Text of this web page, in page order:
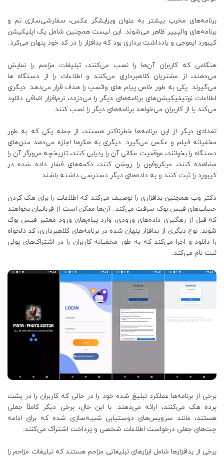
برنامه‌های مخرب بیشتر به عنوان ویرایشگر عکس، سفارشی‌سازی تم و
برنامه‌های والپیپر ظاهر می‌شوند. این لیست همچنین شامل یک اپلیکیشن
کیبورد ایموجی و یادداشت برداری بود که بدافزار را در کد خود پنهان می‌کرد.
هنگامی که کاربران آن‌ها را نصب می‌کنند، تبلیغات مزاحم را نمایش
می‌دهند، از مشتریان کلاهبرداری می‌کنند و اطلاعات را از دستگاه ها
می‌گیرند. یکی به طور خاص پیام های واتسپ را هدف قرار می‌دهد. دیگری
اطلاعات نوتیفیکیشن‌های برنامه‌های دیگر را می‌دزدد، نرم‌افزار اضافی دانلود
می‌کند یا از کاربران می‌خواهد برنامه‌های دیگر را نصب کنند.
تعدادی دیگر از این برنامه‌ها خطرناکتر هستند، از جمله یکی که به طور
مخفیانه فیلم و عکس می‌گیرد. دیگری به هکرها اجازه می‌دهد متن‌های
دستگاه را بخوانند، موقعیت مکانی آن را ردیابی کنند، تاریخچه مرورگر آن را
مشاهده کنند، میکروفون را روشن کنند، دکمه‌های فشار داده شده در
کیبورد را ثبت کنند و به داده‌های دیگر دسترسی داشته باشند.
دکتر وب همچنین بدافزاری را توصیف می‌کند که اطلاعات را برای هک کردن
حساب‌های فیس بوک سرقت می‌کند. آن‌ها ممکن است از قربانیان بخواهند
که قبل از رهگیری داده‌های ورودی، وارد پیام‌های ورود معتبر فیس بوک
شوند. نوع دیگری از بدافزار پنهان شده در برنامه‌های کلاهبرداری، کد دلخواه
را دانلود و اجرا می‌کند که به طور مخفیانه کاربران را در اشتراک‌های پولی
ثبت نام می‌کند.
برخی از برنامه‌ها عملکرد تبلیغ شده خود را در حالی که کاربران را در پشت
پرده هک می‌کنند، ارائه می‌دهند. با این حال، برخی دیگر کاملاً جعلی
هستند، مانند سرویس‌های دوستیابی شبیه‌سازی شده که برای ادامه
چت‌های جعلی درخواست اطلاعات شخصی و پرداخت اشتراک می‌کنند.
برخی از بدافزارها شامل ابزارهای تبلیغاتی مزاحم هستند که تبلیغات مزاحم را